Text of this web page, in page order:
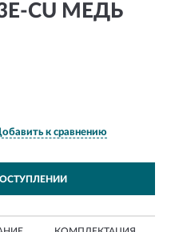
CU МЕДЬ
к сравнению